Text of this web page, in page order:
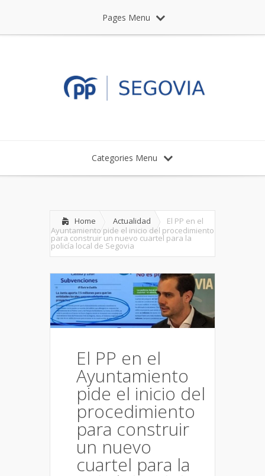
Pages Menu
Categories Menu
Home Actualidad
El PP en el
Ayuntamiento pide el inicio del procedimiento
para construir un nuevo cuartel para la
policía local de Segovia
El PP en el
Ayuntamiento
pide el inicio del
procedimiento
para construir
un nuevo
cuartel para la